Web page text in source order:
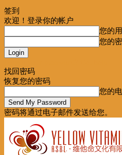
签到
欢迎！登录你的帐户
您的
您的
找回密码
恢复您的密码
您的
密码将通过电子邮件发送给您。